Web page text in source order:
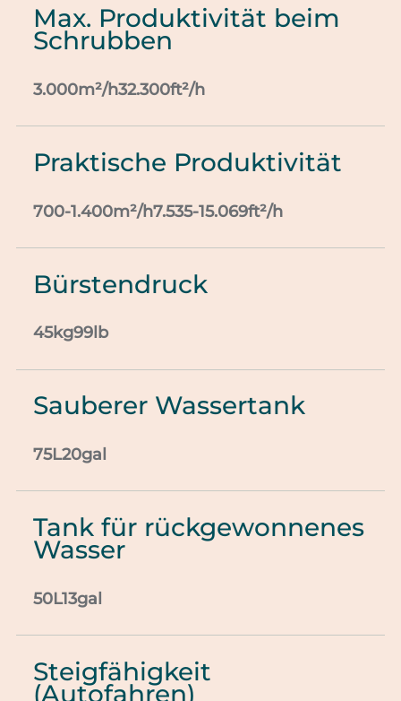
Max. Produktivität beim
Schrubben
3.000m²/h32.300ft²/h
Praktische Produktivität
700-1.400m²/h7.535-15.069ft²/h
Bürstendruck
45kg99lb
Sauberer Wassertank
75L20gal
Tank für rückgewonnenes
Wasser
50L13gal
Steigfähigkeit
(Autofahren)